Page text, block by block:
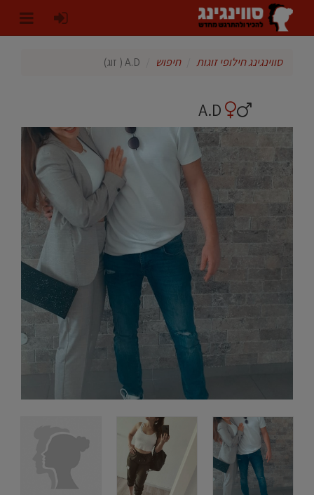
סווינגינג חילופי זוגות חיפוש A.D ( זוג)